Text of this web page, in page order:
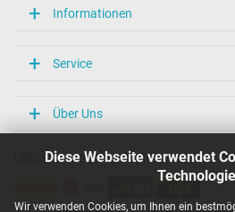
Diese Webseite verwendet
Wir verwenden Cookies, um Ihnen ein
Überlast-, kurzschluss- und
CCC
IRAM
Singapore Safety Mark
TÜV Argentina Certificado
TÜV Süd
Informationen
Service
Über Uns
Unsere Versandarten